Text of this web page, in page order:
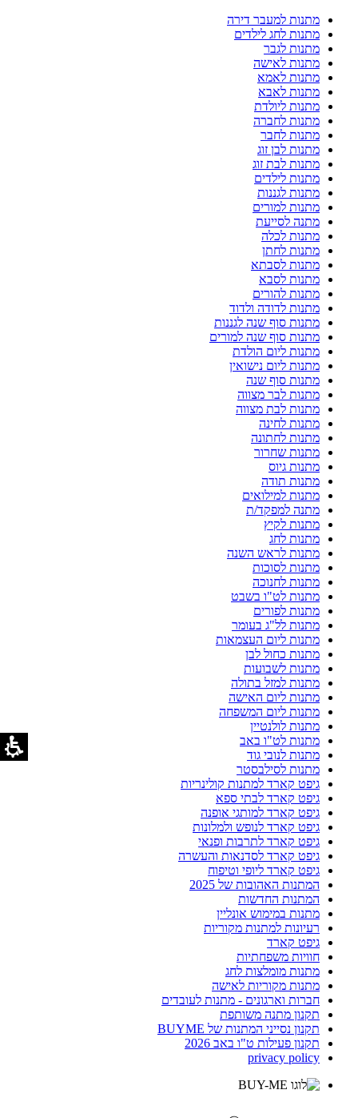
מתנות למעבר דירה
מתנות לחג לילדים
מתנות לגבר
מתנות לאישה
מתנות לאמא
מתנות לאבא
מתנות ליולדת
מתנות לחברה
מתנות לחבר
מתנות לבן זוג
מתנות לבת זוג
מתנות לילדים
מתנות לגננות
מתנות למורים
מתנה לסייעת
מתנות לכלה
מתנות לחתן
מתנות לסבתא
מתנות לסבא
מתנות להורים
מתנות לדודה ולדוד
מתנות סוף שנה לגננות
מתנות סוף שנה למורים
מתנות ליום הולדת
מתנות ליום נישואין
מתנות סוף שנה
מתנות לבר מצווה
מתנות לבת מצווה
מתנות לחינה
מתנות לחתונה
מתנות שחרור
מתנות גיוס
מתנות תודה
מתנות למילואים
מתנה למפקד/ת
מתנות לקיץ
מתנות לחג
מתנות לראש השנה
מתנות לסוכות
מתנות לחנוכה
מתנות לט"ו בשבט
מתנות לפורים
מתנות לל"ג בעומר
מתנות ליום העצמאות
מתנות כחול לבן
מתנות לשבועות
מתנות למזל בתולה
מתנות ליום האישה
מתנות ליום המשפחה
מתנות לולנטיין
מתנות לט"ו באב
מתנות לנובי גוד
מתנות לסילבסטר
גיפט קארד למתנות קולינריות
גיפט קארד לבתי ספא
גיפט קארד למותגי אופנה
גיפט קארד לנופש ולמלונות
גיפט קארד לתרבות ופנאי
גיפט קארד לסדנאות והעשרה
גיפט קארד ליופי וטיפוח
המתנות האהובות של 2025
המתנות החדשות
מתנות במימוש אונליין
רעיונות למתנות מקוריות
גיפט קארד
חוויות משפחתיות
מתנות מומלצות לחג
מתנות מקוריות לאישה
חברות וארגונים - מתנות לעובדים
תקנון מתנה משותפת
תקנון נסייני המתנות של BUYME
תקנון פעילות ט"ו באב 2026
privacy policy